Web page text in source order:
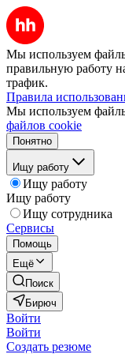
Мы используем
правильную работу
трафик.
Правила
Мы используем
файлов cookie
Понятно
Ищу работу
Ищу работу
Ищу работу
Ищу сотрудника
Сервисы
Помощь
Ещё
Поиск
Бирюч
Войти
Войти
Создать резюме